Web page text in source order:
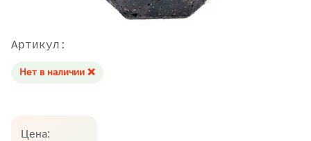
Артикул:
Нет в наличии ❌
Цена: